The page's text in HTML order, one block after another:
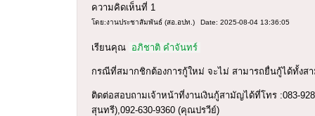
ความคิดเห็นที่ 1
โดย:งานประชาสัมพันธ์ (สอ.อปท.) Date: 2025-08-04 13:36:05
เรียนคุณ อภิชาติ คำจันทร์
กรณีที่สมากชิกต้องการกู้ใหม่ จะไม่ สามารถยื่นกู้ได้ทั้งส
ติดต่อสอบถามเจ้าหน้าที่งานเงินกู้สามัญได้ที่โทร :083-
สุนทรี),092-630-9360 (คุณปรวีย์)